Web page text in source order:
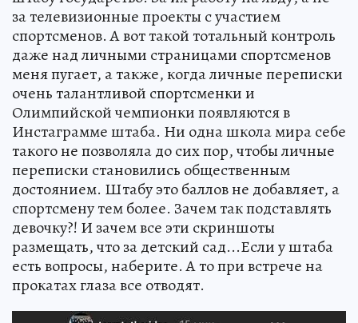
за телевизионные проекты с участием
спортсменов. А вот такой тотальный контроль
даже над личными страницами спортсменов
меня пугает, а также, когда личные переписки
очень талантливой спортсменки и
Олимпийской чемпионки появляются в
Инстаграмме штаба. Ни одна школа мира себе
такого не позволяла до сих пор, чтобы личные
переписки становились общественным
достоянием. Штабу это баллов не добавляет, а
спортсмену тем более. Зачем так подставлять
девочку?! И зачем все эти скриншоты
размещать, что за детский сад...Если у штаба
есть вопросы, наберите. А то при встрече на
прокатах глаза все отводят.